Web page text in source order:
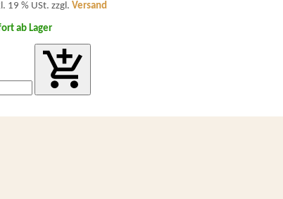
19 % USt. zzgl. Versand
ab Lager